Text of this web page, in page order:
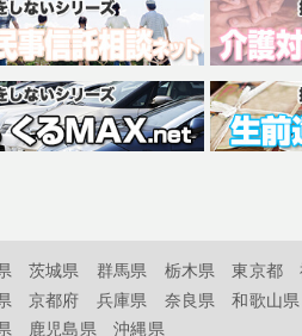
茨城県 群馬県 栃木県 東京都
京都府 兵庫県 奈良県 和歌山県
鹿児島県 沖縄県